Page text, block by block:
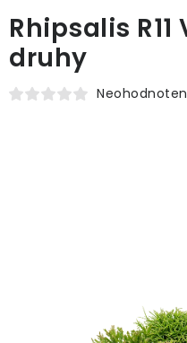
SERVIS INTERIÉROVEJ
Rhipsalis
druhy